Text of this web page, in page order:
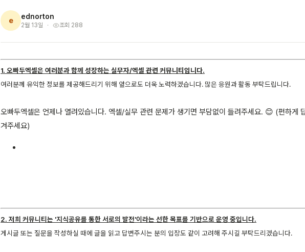
e ednorton
2월 13일 조회 288
1. 오빠두엑셀은 여러분과 함께 성장하는 실무자/엑셀 관련 커뮤니티입니다.
여러분께 유익한 정보를 제공해드리기 위해 앞으로도 더욱 노력하겠습니다. 많은 응원과 활동 부탁드립니다.
오빠두엑셀은 언제나 열려있습니다. 엑셀/실무 관련 문제가 생기면 부담없이 들려주세요. 😊 (편하게
겨주세요)
2. 저희 커뮤니티는 '지식공유를 통한 서로의 발전'이라는 선한 목표를 기반으로 운영 중입니다.
게시글 또는 질문을 작성하실 때에 글을 읽고 답변주시는 분의 입장도 같이 고려해 주시길 부탁드리겠습니다.